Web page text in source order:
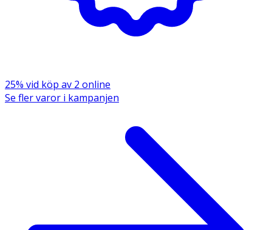
25% vid köp av 2 online
Se fler varor i kampanjen